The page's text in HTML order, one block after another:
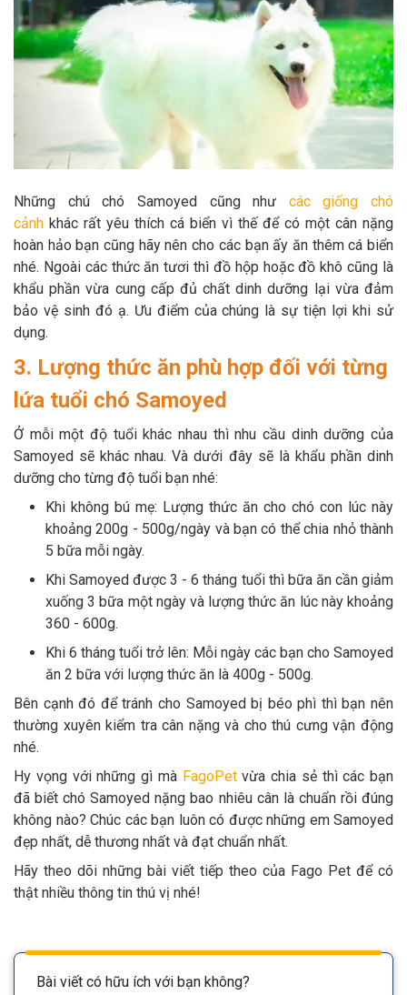
Những chú chó Samoyed cũng như các giống chó
cảnh khác rất yêu thích cá biển vì thế để có một cân nặng
hoàn hảo bạn cũng hãy nên cho các bạn ấy ăn thêm cá biển
nhé. Ngoài các thức ăn tươi thì đồ hộp hoặc đồ khô cũng là
khẩu phần vừa cung cấp đủ chất dinh dưỡng lại vừa đảm
bảo vệ sinh đó ạ. Ưu điểm của chúng là sự tiện lợi khi sử
dụng.
3. Lượng thức ăn phù hợp đối với từng
lứa tuổi chó Samoyed
Ở mỗi một độ tuổi khác nhau thì nhu cầu dinh dưỡng của
Samoyed sẽ khác nhau. Và dưới đây sẽ là khẩu phần dinh
dưỡng cho từng độ tuổi bạn nhé:
Khi không bú mẹ: Lượng thức ăn cho chó con lúc này
khoảng 200g - 500g/ngày và bạn có thể chia nhỏ thành
5 bữa mỗi ngày.
Khi Samoyed được 3 - 6 tháng tuổi thì bữa ăn cần giảm
xuống 3 bữa một ngày và lượng thức ăn lúc này khoảng
360 - 600g.
Khi 6 tháng tuổi trở lên: Mỗi ngày các bạn cho Samoyed
ăn 2 bữa với lượng thức ăn là 400g - 500g.
Bên cạnh đó để tránh cho Samoyed bị béo phì thì bạn nên
thường xuyên kiểm tra cân nặng và cho thú cưng vận động
nhé.
Hy vọng với những gì mà FagoPetvừa chia sẻ thì các bạn
đã biết chó Samoyed nặng bao nhiêu cân là chuẩn rồi đúng
không nào? Chúc các bạn luôn có được những em Samoyed
đẹp nhất, dễ thương nhất và đạt chuẩn nhất.
Hãy theo dõi những bài viết tiếp theo của Fago Pet để có
thật nhiều thông tin thú vị nhé!
Bài viết có hữu ích với bạn không?